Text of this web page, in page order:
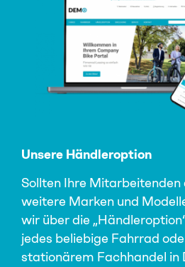
Unsere Händleroption
Sollten Ihre Mitarbeitenden
weitere Marken und
wir über die
jedes beliebige Fahrrad
stationärem Fachhandel in